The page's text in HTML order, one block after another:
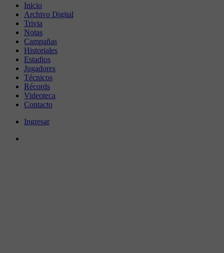
Inicio
Archivo Digital
Trivia
Notas
Campañas
Historiales
Estadios
Jugadores
Técnicos
Récords
Videoteca
Contacto
Ingresar